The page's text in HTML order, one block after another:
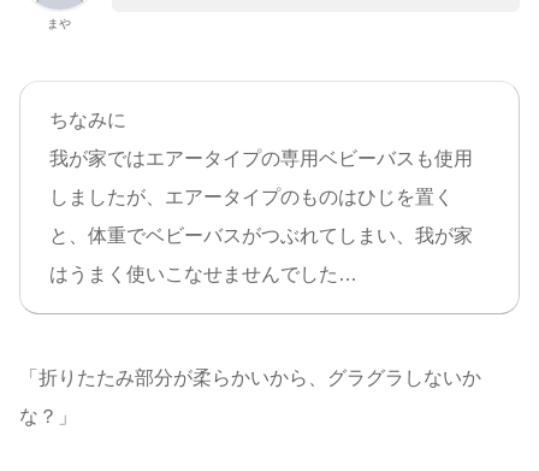
まや
ちなみに
我が家ではエアータイプの専用ベビーバスも使用
しましたが、エアータイプのものはひじを置く
と、体重でベビーバスがつぶれてしまい、我が家
はうまく使いこなせませんでした…
「折りたたみ部分が柔らかいから、グラグラしないか
な？」